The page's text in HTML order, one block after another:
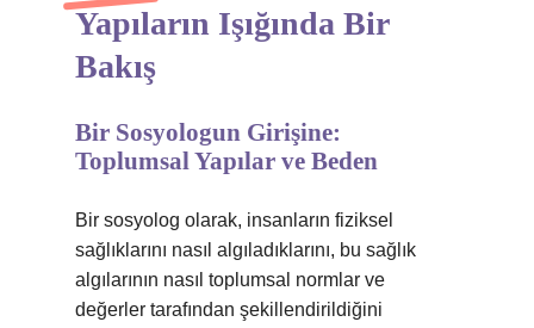
Yapıların Işığında Bir
Bakış
Bir Sosyologun Girişine:
Toplumsal Yapılar ve Beden
Bir sosyolog olarak, insanların fiziksel
sağlıklarını nasıl algıladıklarını, bu sağlık
algılarının nasıl toplumsal normlar ve
değerler tarafından şekillendirildiğini